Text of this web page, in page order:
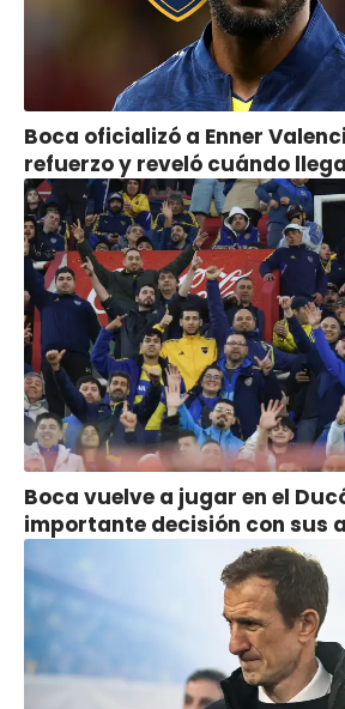
Boca oficializó a Enner
refuerzo y reveló cuándo llega
Boca vuelve a jugar en el
importante decisión con sus